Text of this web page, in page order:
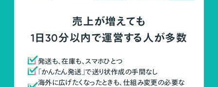
売上が増えても
1日30分以内で運営する人が多数
発送も、在庫も、スマホひとつ
「かんたん発送」で送り状作成の手間なし
海外に広げたくなったときも、仕組み変更の必要な